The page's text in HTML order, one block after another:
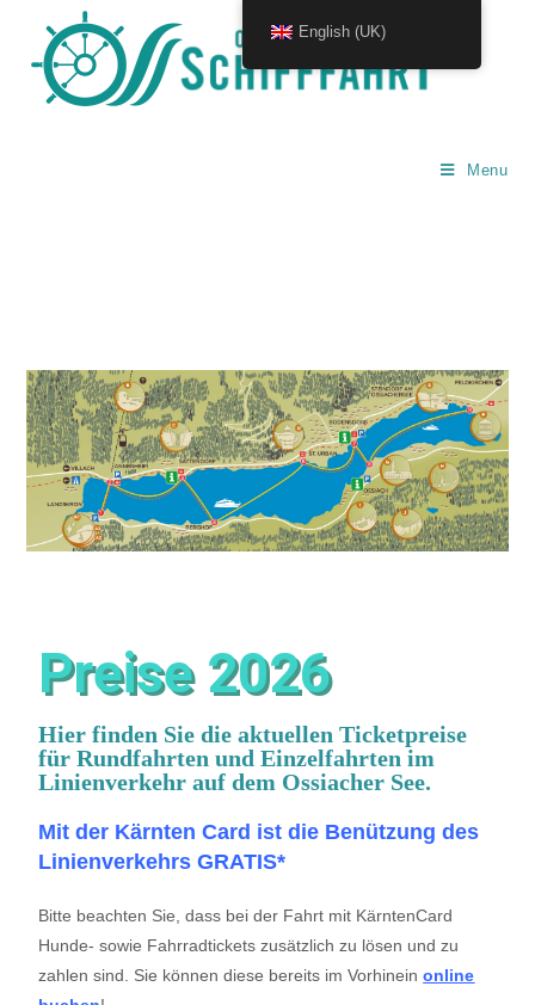
Menu
Preise 2026
Hier finden Sie die aktuellen Ticketpreise
für Rundfahrten und Einzelfahrten im
Linienverkehr auf dem Ossiacher See.
Mit der Kärnten Card ist die Benützung des
Linienverkehrs GRATIS*
Bitte beachten Sie, dass bei der Fahrt mit KärntenCard
Hunde- sowie Fahrradtickets zusätzlich zu lösen und zu
zahlen sind. Sie können diese bereits im Vorhineinonline
English (UK)